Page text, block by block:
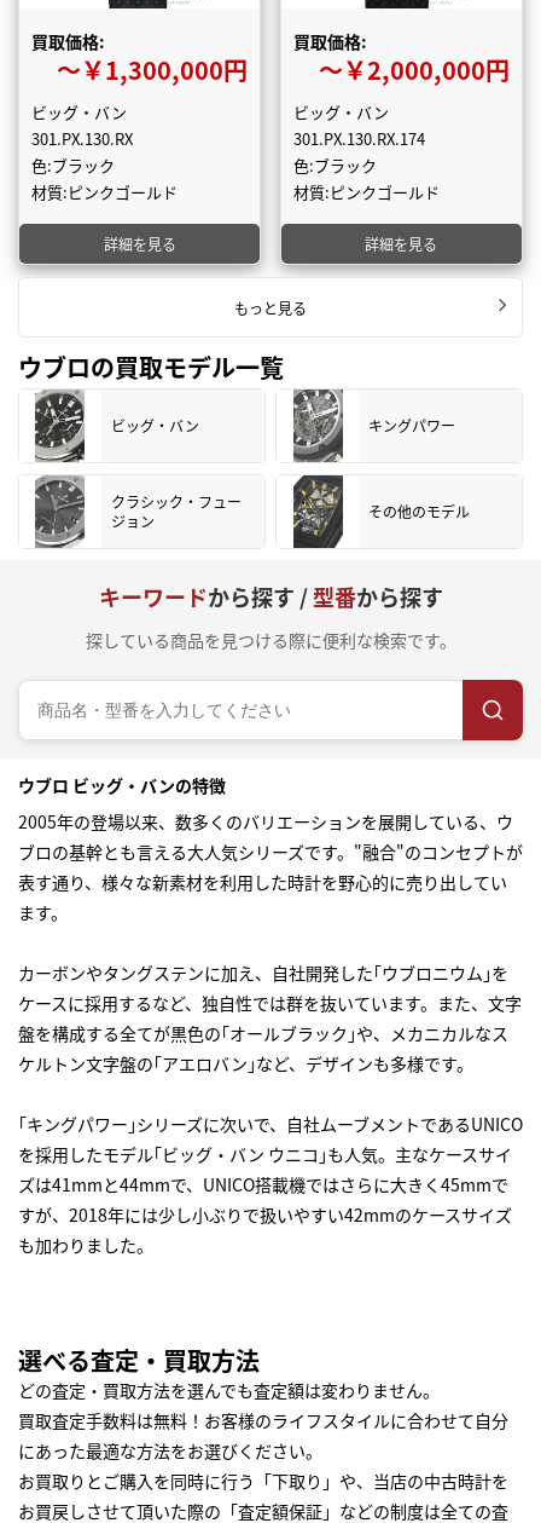
買取価格:
〜￥1,300,000円
ビッグ・バン
301.PX.130.RX
色:ブラック
材質:ピンクゴールド
詳細を見る
買取価格:
〜￥2,000,000円
ビッグ・バン
301.PX.130.RX.174
色:ブラック
材質:ピンクゴールド
詳細を見る
もっと見る
ウブロの買取モデル一覧
ビッグ・バン キングパワー
クラシック・フュー
ジョン
その他のモデル
キーワードから探す /型番から探す
探している商品を見つける際に便利な検索です。
ウブロ ビッグ・バンの特徴
2005年の登場以来、数多くのバリエーションを展開している、ウ
ブロの基幹とも言える大人気シリーズです。"融合"のコンセプトが
表す通り、様々な新素材を利用した時計を野心的に売り出してい
ます。
カーボンやタングステンに加え、自社開発した｢ウブロニウム｣を
ケースに採用するなど、独自性では群を抜いています。また、文字
盤を構成する全てが黒色の｢オールブラック｣や、メカニカルなス
ケルトン文字盤の｢アエロバン｣など、デザインも多様です。
｢キングパワー｣シリーズに次いで、自社ムーブメントであるUNICO
を採用したモデル｢ビッグ・バン ウニコ｣も人気。主なケースサイ
ズは41mmと44mmで、UNICO搭載機ではさらに大きく45mmで
すが、2018年には少し小ぶりで扱いやすい42mmのケースサイズ
も加わりました。
選べる査定・買取方法
どの査定・買取方法を選んでも査定額は変わりません。
買取査定手数料は無料！お客様のライフスタイルに合わせて自分
にあった最適な方法をお選びください。
お買取りとご購入を同時に行う「下取り」や、当店の中古時計を
お買戻しさせて頂いた際の「査定額保証」などの制度は全ての査